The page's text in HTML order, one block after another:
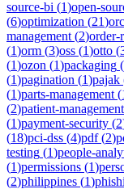
source-bi (1)open-
(6)optimization (21)
management (2)order-
(1)orm (3)oss (1)otto (
(1)ozon (1)packaging (
(1)pagination (1)pajak
(1)parts-management (
(2)patient-management
(1)payment-security (2
(18)pci-dss (4)pdf(2)
testing (1)people-
(1)permissions (1)
(2)philippines (1)